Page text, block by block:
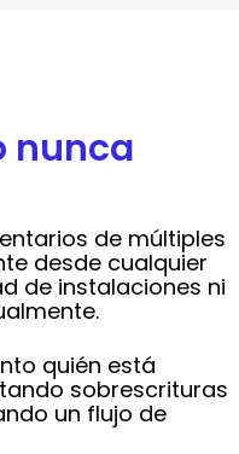
nunca
de múltiples
desde cualquier
de instalaciones ni
quién está
sobrescrituras
un flujo de